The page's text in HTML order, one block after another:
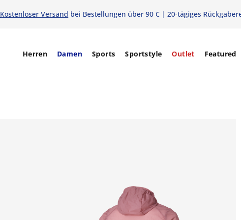
Kostenloser Versand bei Bestellungen über 90 € | 20-tägiges
Herren Damen Sports Sportstyle Outlet Featured